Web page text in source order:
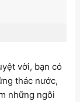
vời, bạn có
thác nước,
những ngôi